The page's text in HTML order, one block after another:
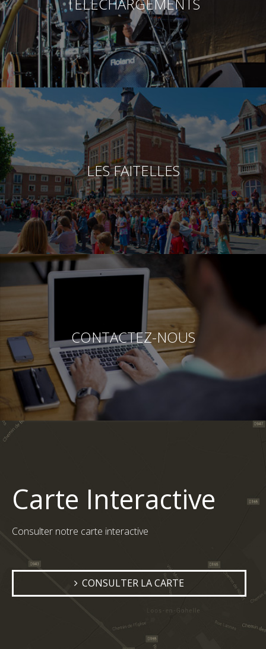
LES FAITELLES
CONTACTEZ-NOUS
Carte Interactive
Consulter notre carte interactive
CONSULTER LA CARTE